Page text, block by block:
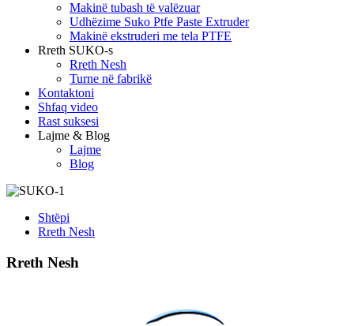
Makinë tubash të valëzuar
Udhëzime Suko Ptfe Paste Extruder
Makinë ekstruderi me tela PTFE
Rreth SUKO-s
Rreth Nesh
Turne në fabrikë
Kontaktoni
Shfaq video
Rast suksesi
Lajme & Blog
Lajme
Blog
Shtëpi
Rreth Nesh
Rreth Nesh